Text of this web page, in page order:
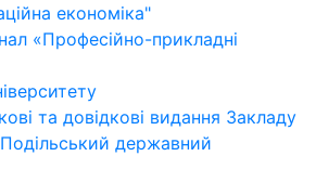
економіка"
«Професійно-прикладні
та довідкові видання Закладу
державний